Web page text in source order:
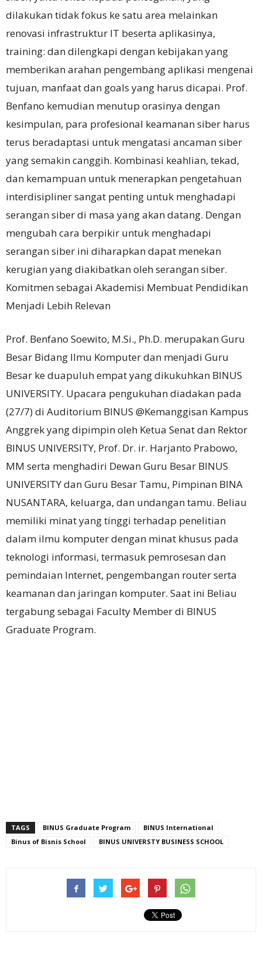
dilakukan tidak fokus ke satu area melainkan
renovasi infrastruktur IT beserta aplikasinya,
training: dan dilengkapi dengan kebijakan yang
memberikan arahan pengembang aplikasi mengenai
tujuan, manfaat dan goals yang harus dicapai. Prof.
Benfano kemudian menutup orasinya dengan
kesimpulan, para profesional keamanan siber harus
terus beradaptasi untuk mengatasi ancaman siber
yang semakin canggih. Kombinasi keahlian, tekad,
dan kemampuan untuk menerapkan pengetahuan
interdisipliner sangat penting untuk menghadapi
serangan siber di masa yang akan datang. Dengan
mengubah cara berpikir untuk menghadapi
serangan siber ini diharapkan dapat menekan
kerugian yang diakibatkan oleh serangan siber.
Komitmen sebagai Akademisi Membuat Pendidikan
Menjadi Lebih Relevan
Prof. Benfano Soewito, M.Si., Ph.D. merupakan Guru
Besar Bidang Ilmu Komputer dan menjadi Guru
Besar ke duapuluh empat yang dikukuhkan BINUS
UNIVERSITY. Upacara pengukuhan diadakan pada
(27/7) di Auditorium BINUS @Kemanggisan Kampus
Anggrek yang dipimpin oleh Ketua Senat dan Rektor
BINUS UNIVERSITY, Prof. Dr. ir. Harjanto Prabowo,
MM serta menghadiri Dewan Guru Besar BINUS
UNIVERSITY dan Guru Besar Tamu, Pimpinan BINA
NUSANTARA, keluarga, dan undangan tamu. Beliau
memiliki minat yang tinggi terhadap penelitian
dalam ilmu komputer dengan minat khusus pada
teknologi informasi, termasuk pemrosesan dan
pemindaian Internet, pengembangan router serta
keamanan dan jaringan komputer. Saat ini Beliau
tergabung sebagai Faculty Member di BINUS
Graduate Program.
TAGS BINUS Graduate Program
BINUS International
Binus of Bisnis School
BINUS UNIVERSTY BUSINESS SCHOOL